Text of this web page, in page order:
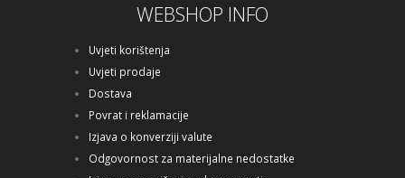
WEBSHOP INFO
Uvjeti korištenja
Uvjeti prodaje
Dostava
Povrat i reklamacije
Izjava o konverziji valute
Odgovornost za materijalne nedostatke